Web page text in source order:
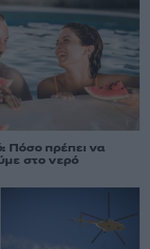
Πόσο πρέπει να
στο νερό